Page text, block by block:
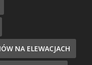
NA ELEWACJACH